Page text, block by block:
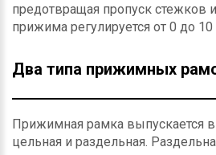
предотвращая пропуск стежков
прижима регулируется от 0 до
Два типа прижимных
Прижимная рамка выпускается в
цельная и раздельная.